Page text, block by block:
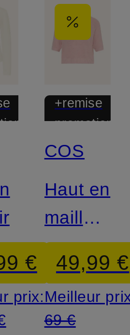
€
prix:
+remise
COS
Haut en
maille
en lin
49,99 €
Meilleur
69 €